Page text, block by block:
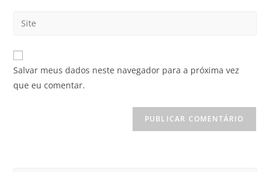
Salvar meus dados neste navegador para a próxima vez
que eu comentar.